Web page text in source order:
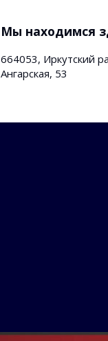
Мы находимся
664053, Иркутский
Ангарская, 53